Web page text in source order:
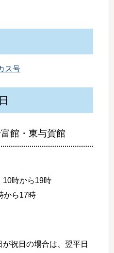
ス号
館・東与賀館
時から19時
から17時
祝日の場合は、翌平日